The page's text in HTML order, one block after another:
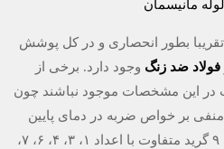
مانیسمان
بطور انحصاری و در کل پوشش
فولاد ضد زنگ وجود دارد. برخی از
در این مشخصات موجود نباشند چون
بر خواص ضربه در دمای پایین
دارد. لوله مانیسمان A333 با ۹ گرید متفاوت با اعداد ۱، ۳، ۴، ۶، ۷،